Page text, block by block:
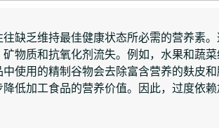
缺乏维持最佳健康状态所必需的营养素
物质和抗氧化剂流失。例如，水果和蔬
使用的精制谷物会去除富含营养的麸皮
低加工食品的营养价值。因此，过度依